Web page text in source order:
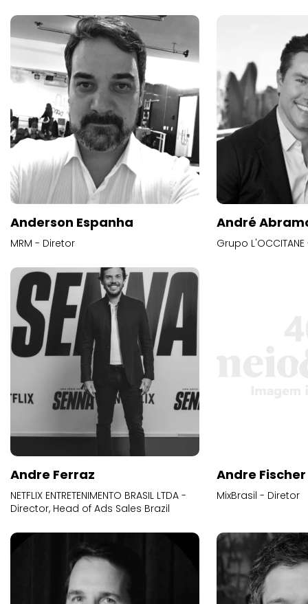
Anderson Espanha
MRM - Diretor
André
Grupo
Andre Ferraz
NETFLIX ENTRETENIMENTO BRASIL LTDA -
Director, Head of Ads Sales Brazil
Andre Fischer
MixBrasil - Diretor